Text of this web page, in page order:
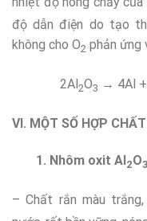
độ dẫn điện do tạo
không cho O2 phản ứng
2Al2O3 → 4Al
VI. MỘT SỐ HỢP
1. Nhôm oxit Al2O3
– Chất rắn màu